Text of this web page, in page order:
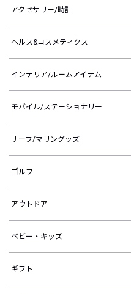
アクセサリー/時計
ヘルス&コスメティクス
インテリア/ルームアイテム
モバイル/ステーショナリー
サーフ/マリングッズ
ゴルフ
アウトドア
ベビー・キッズ
ギフト